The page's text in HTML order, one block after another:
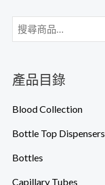
產品目錄
Blood Collection
Bottle Top Dispensers
Bottles
Capillary Tubes